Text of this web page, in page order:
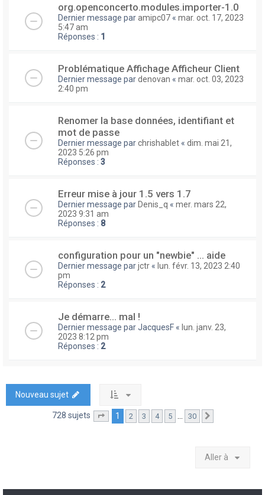
org.openconcerto.modules.importer-1.0
Dernier message paramipc07 « mar. oct. 17, 2023
5:47 am
Réponses : 1
Problématique Affichage Afficheur Client
Dernier message pardenovan « mar. oct. 03, 2023
2:40 pm
Renomer la base données, identifiant et
mot de passe
Dernier message parchrishablet « dim. mai 21,
2023 5:26 pm
Réponses : 3
Erreur mise à jour 1.5 vers 1.7
Dernier message par Denis_q « mer. mars 22,
2023 9:31 am
Réponses : 8
configuration pour un "newbie" ... aide
Dernier message parjctr « lun. févr. 13, 2023 2:40
pm
Réponses : 2
Je démarre... mal !
Dernier message parJacquesF « lun. janv. 23,
2023 8:12 pm
Réponses : 2
Nouveau sujet
728 sujets Page sur30
1 2 3 4 5 … 30
Aller à